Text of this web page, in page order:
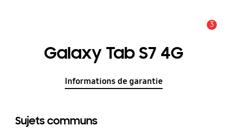
3
Galaxy Tab S7 4G
Informations de garantie
Sujets communs